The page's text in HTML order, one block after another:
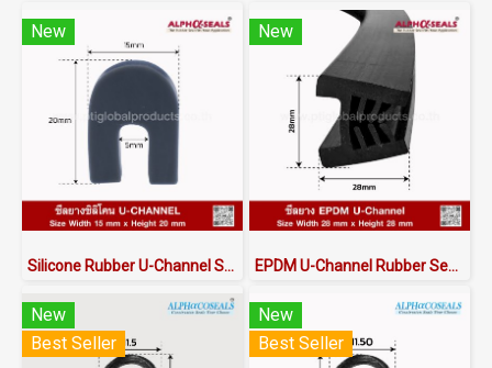
New
Silicone Rubber U-Channel Seal 15×20 mm | AlphaSeals® Thailand
New
EPDM U-Channel Rubber Seal 28x28mm
New
Best Seller
New
Best Seller